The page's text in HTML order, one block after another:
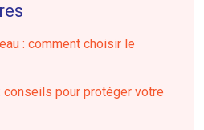
: comment choisir le
pour protéger votre